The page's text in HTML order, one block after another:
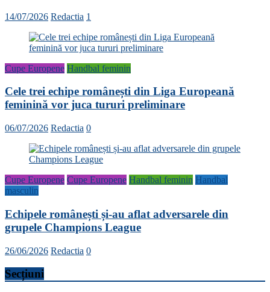
14/07/2026 Redactia 1
Cupe Europene Handbal feminin
Cele trei echipe românești din Liga Europeană
feminină vor juca tururi preliminare
06/07/2026 Redactia 0
Cupe Europene Cupe Europene Handbal feminin Handbal
masculin
Echipele românești și-au aflat adversarele din
grupele Champions League
26/06/2026 Redactia 0
Secțiuni